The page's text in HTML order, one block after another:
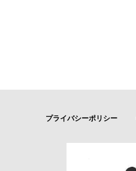
プライバシーポリシー